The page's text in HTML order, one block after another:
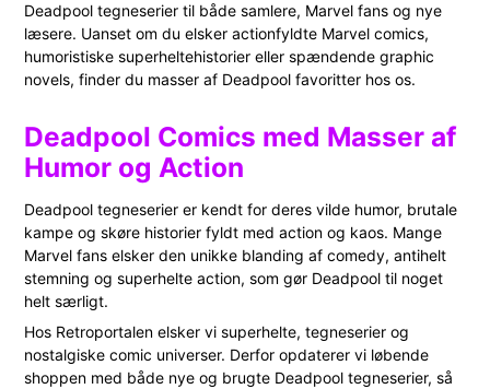
Deadpool tegneserier til både samlere, Marvel fans og nye
læsere. Uanset om du elsker actionfyldte Marvel comics,
humoristiske superheltehistorier eller spændende graphic
novels, finder du masser af Deadpool favoritter hos os.
Deadpool Comics med Masser af
Humor og Action
Deadpool tegneserier er kendt for deres vilde humor, brutale
kampe og skøre historier fyldt med action og kaos. Mange
Marvel fans elsker den unikke blanding af comedy, antihelt
stemning og superhelte action, som gør Deadpool til noget
helt særligt.
Hos Retroportalen elsker vi superhelte, tegneserier og
nostalgiske comic universer. Derfor opdaterer vi løbende
shoppen med både nye og brugte Deadpool tegneserier, så